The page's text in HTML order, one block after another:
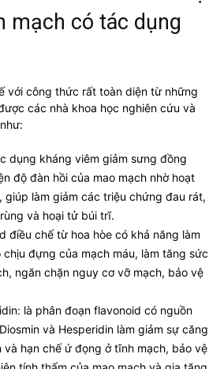
mạch có tác dụng
với công thức rất toàn diện từ những
các nhà khoa học nghiên cứu và
dụng kháng viêm giảm sưng đồng
độ đàn hồi của mao mạch nhờ hoạt
giúp làm giảm các triệu chứng đau rát,
và hoại tử búi trĩ.
điều chế từ hoa hòe có khả năng làm
đựng của mạch máu, làm tăng sức
ngăn chặn nguy cơ vỡ mạch, bảo vệ
là phân đoạn flavonoid có nguồn
và Hesperidin làm giảm sự căng
và hạn chế ứ đọng ở tĩnh mạch, bảo vệ